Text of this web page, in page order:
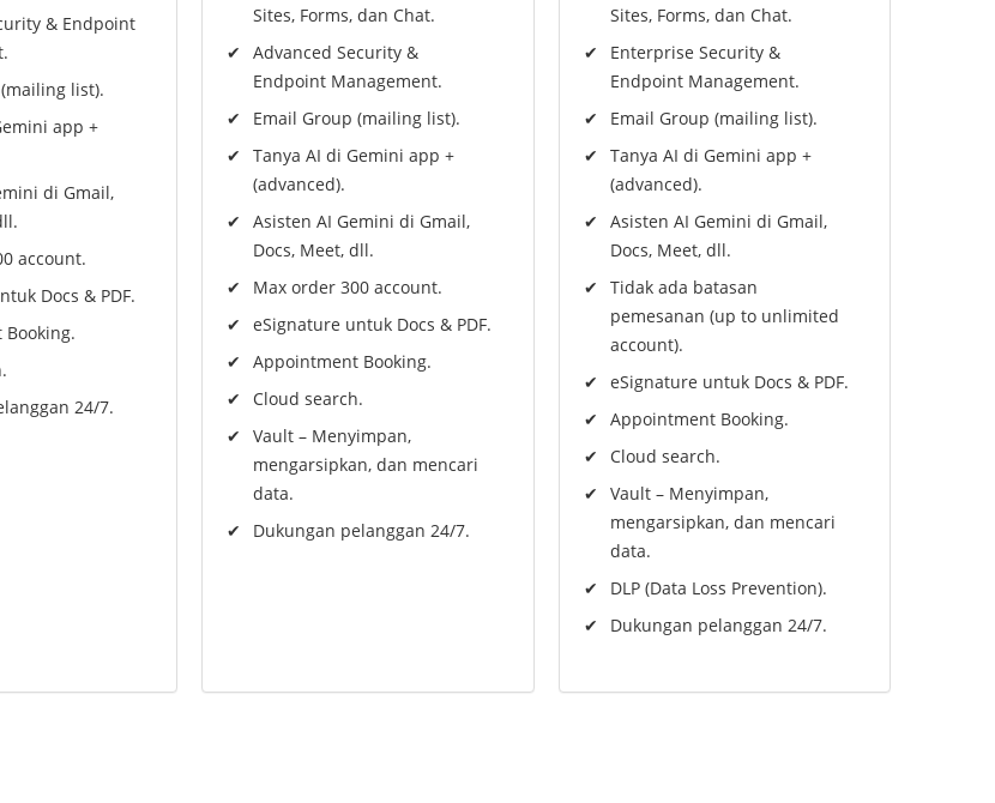
& Endpoint
list).
app +
di Gmail,
account.
Docs & PDF.
24/7.
Sites, Forms, dan Chat.
Advanced Security &
Endpoint Management.
Email Group (mailing list).
Tanya AI di Gemini app +
(advanced).
Asisten AI Gemini di Gmail,
Docs, Meet, dll.
Max order 300 account.
eSignature untuk Docs & PDF.
Appointment Booking.
Cloud search.
Vault – Menyimpan,
mengarsipkan, dan mencari
data.
Dukungan pelanggan 24/7.
Sites, Forms, dan Chat.
Enterprise Security &
Endpoint Management.
Email Group (mailing list).
Tanya AI di Gemini app +
(advanced).
Asisten AI Gemini di Gmail,
Docs, Meet, dll.
Tidak ada batasan
pemesanan (up to unlimited
account).
eSignature untuk Docs & PDF.
Appointment Booking.
Cloud search.
Vault – Menyimpan,
mengarsipkan, dan mencari
data.
DLP (Data Loss Prevention).
Dukungan pelanggan 24/7.